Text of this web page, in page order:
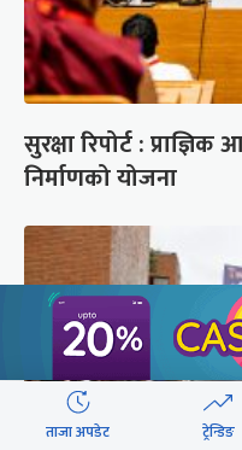
सुरक्षा रिपोर्ट :
निर्माणको योजना
ताजा अपडेट ट्रेन्डिङ